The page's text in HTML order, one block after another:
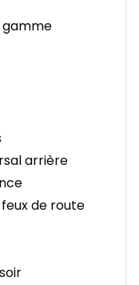
gamme
arrière
de route